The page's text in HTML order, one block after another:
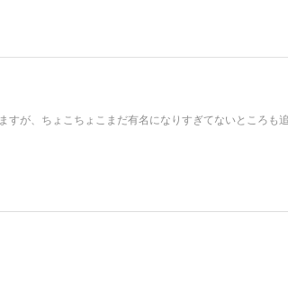
すが、ちょこちょこまだ有名になりすぎてないところも追